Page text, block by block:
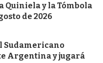
Quiniela y la Tómbola
de 2026
Sudamericano
Argentina y jugará